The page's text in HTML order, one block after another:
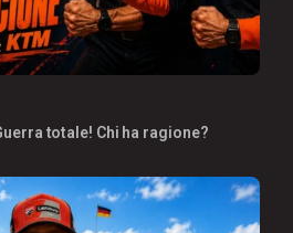
totale! Chi ha ragione?